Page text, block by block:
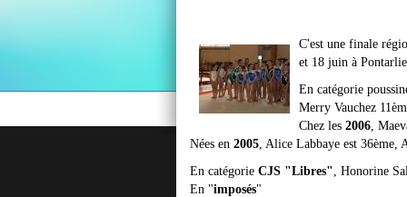
C'est une finale
et 18 juin à
En catégorie
Merry Vauchez
Chez les 2006,
Nées en 2005, Alice Labbaye est 36ème,
En catégorie CJS "Libres", Honorine
En "imposés"